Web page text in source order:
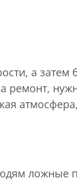
а затем
ремонт,
ложные